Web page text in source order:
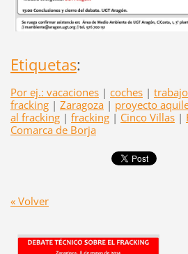
Etiquetas:
Por ej.: vacaciones | coches |
fracking | Zaragoza | proyecto
al fracking | fracking | Cinco Villas |
Comarca de Borja
« Volver